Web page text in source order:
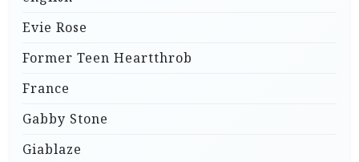
Evie Rose
Former Teen Heartthrob
France
Gabby Stone
Giablaze